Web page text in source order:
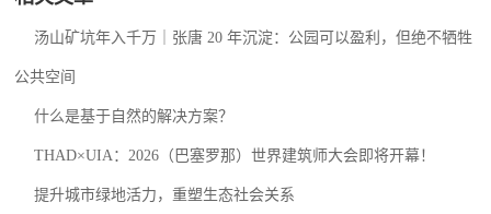
汤山矿坑年入千万｜张唐 20 年沉淀：公园可以盈利，但绝不牺牲
公共空间
什么是基于自然的解决方案？
THAD×UIA：2026（巴塞罗那）世界建筑师大会即将开幕！
提升城市绿地活力，重塑生态社会关系